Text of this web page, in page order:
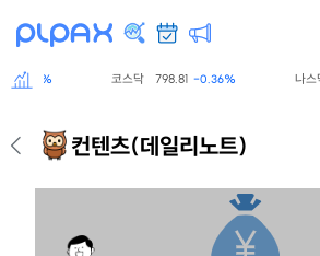
-0.60% 코스닥 798.81 -0.36% 나스닥
컨텐츠(데일리노트)